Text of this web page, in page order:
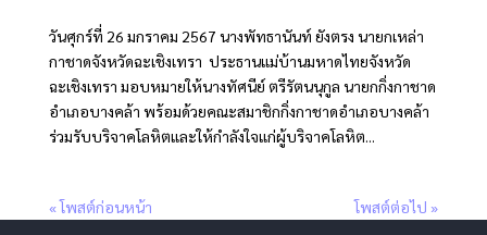
วันศุกร์ที่ 26 มกราคม 2567 นางพัทธานันท์ ยังตรง นายกเหล่า
กาชาดจังหวัดฉะเชิงเทรา ประธานแม่บ้านมหาดไทยจังหวัด
ฉะเชิงเทรา มอบหมายให้นางทัศนีย์ ตรีรัตนนุกูล นายกกิ่งกาชาด
อำเภอบางคล้า พร้อมด้วยคณะสมาชิกกิ่งกาชาดอำเภอบางคล้า
ร่วมรับบริจาคโลหิตและให้กำลังใจแก่ผู้บริจาคโลหิต...
« โพสต์ก่อนหน้า โพสต์ต่อไป »